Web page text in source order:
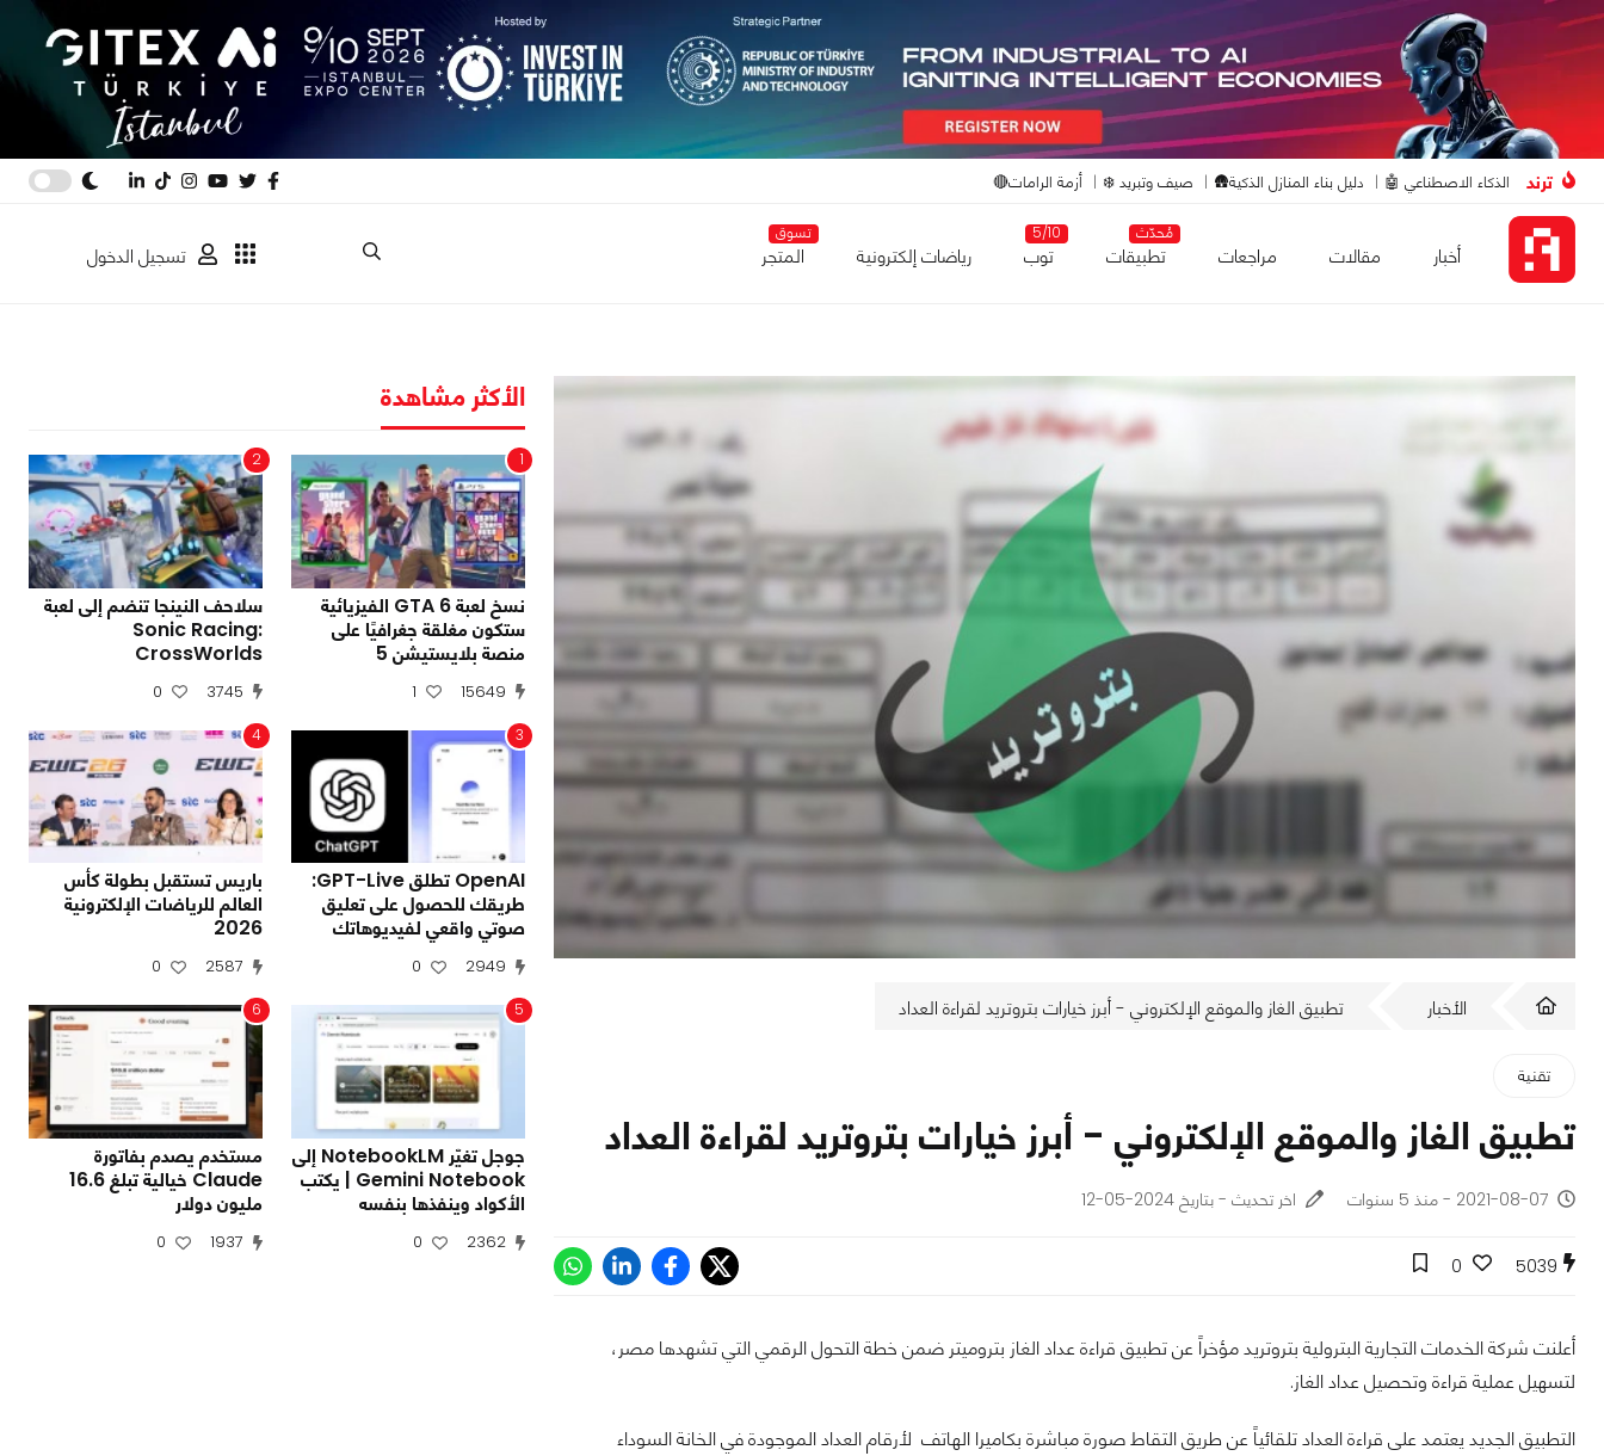
ترند الذكاء الاصطناعي 🤖 دليل بناء المنازل الذكية🛖 صيف وتبريد ❄️ أزمة الرامات🔴
أخبار مقالات مراجعات
مُحدّث
تطبيقات
5/10
توب رياضات إلكترونية
تسوق
المتجر تسجيل الدخول
الأخبار تطبيق الغاز والموقع الإلكتروني - أبرز خيارات بتروتريد لقراءة العداد
تقنية
تطبيق الغاز والموقع الإلكتروني - أبرز خيارات بتروتريد لقراءة العداد
2021-08-07 - منذ 5 سنوات اخر تحديث - بتاريخ 2024-05-12
5039
0
أعلنت شركة الخدمات التجارية البترولية بتروتريد مؤخراً عن تطبيق قراءة عداد الغاز بتروميتر ضمن خطة التحول الرقمي التي تشهدها مصر،
لتسهيل عملية قراءة وتحصيل عداد الغاز.
التطبيق الجديد يعتمد على قراءة العداد تلقائياً عن طريق التقاط صورة مباشرة بكاميرا الهاتف لأرقام العداد الموجودة في الخانة السوداء
الأكثر مشاهدة
1
نسخ لعبة GTA 6 الفيزيائية
ستكون مغلقة جغرافيًا على
منصة بلايستيشن 5
15649
1
2
سلاحف النينجا تنضم إلى لعبة
Sonic Racing:
CrossWorlds
3745
0
3
OpenAI تطلق GPT-Live:
طريقك للحصول على تعليق
صوتي واقعي لفيديوهاتك
2949
0
4
باريس تستقبل بطولة كأس
العالم للرياضات الإلكترونية
2026
2587
0
5
جوجل تغيّر NotebookLM إلى
Gemini Notebook | يكتب
الأكواد وينفذها بنفسه
2362
0
6
مستخدم يصدم بفاتورة
Claude خيالية تبلغ 16.6
مليون دولار
1937
0